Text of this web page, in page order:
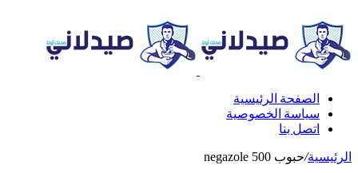
الصفحة الرئيسية
سياسة الخصوصية
اتصل بنا
الرئيسية/حبوب negazole 500